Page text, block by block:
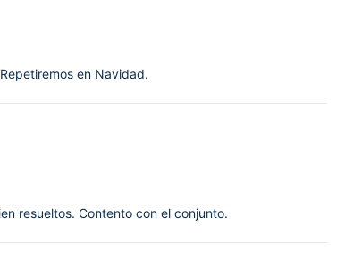
en Navidad.
resueltos. Contento con el conjunto.